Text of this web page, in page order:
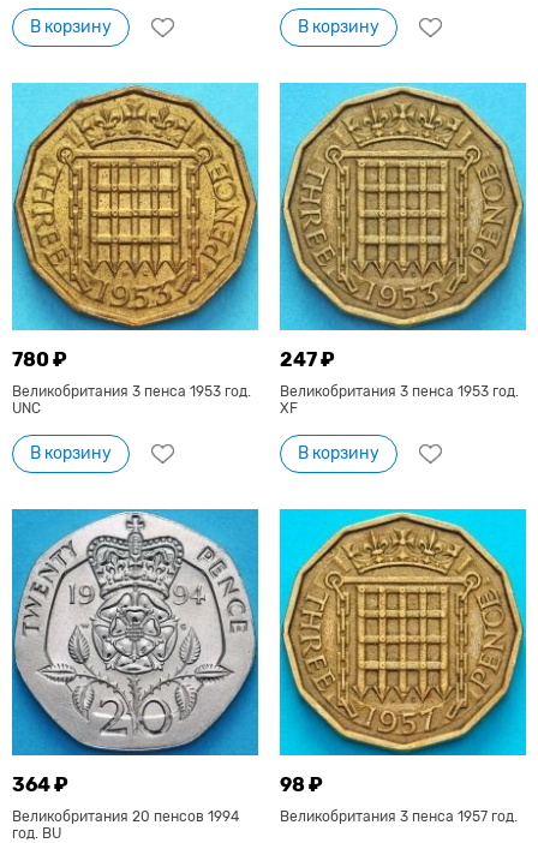
В корзину В корзину
780 ₽
Великобритания 3 пенса 1953 год.
UNC
В корзину
247 ₽
Великобритания 3 пенса 1953 год.
XF
В корзину
364 ₽
Великобритания 20 пенсов 1994
год. BU
98 ₽
Великобритания 3 пенса 1957 год.